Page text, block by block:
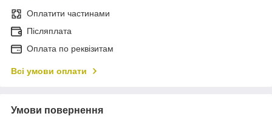
Оплатити частинами
Післяплата
Оплата по реквізитам
Всі умови оплати
Умови повернення